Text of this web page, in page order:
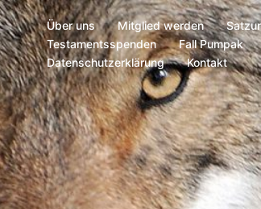
Über uns Mitglied werden
Testamentsspenden
Fall Pumpak
Datenschutzerklärung
Kontakt